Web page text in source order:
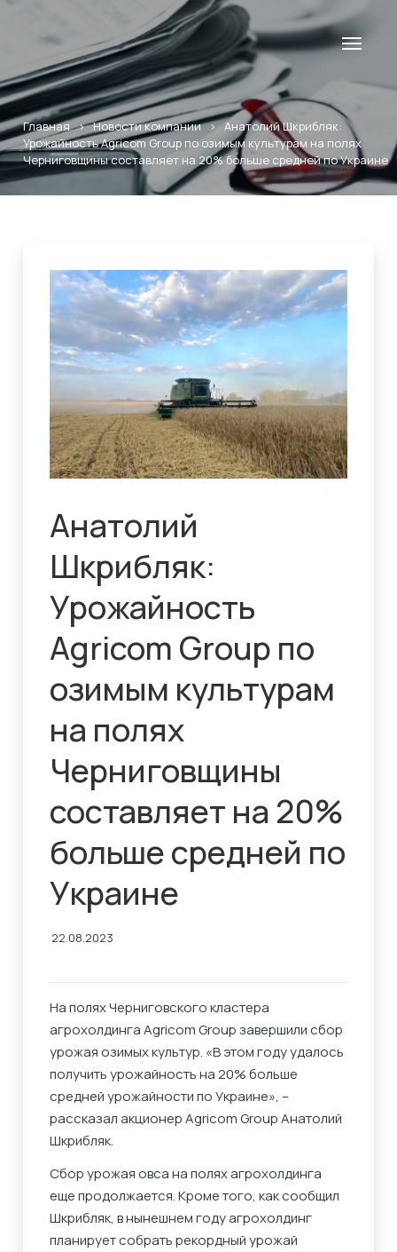
Главная>Новости компании>Анатолий Шкрибляк:
Урожайность Agricom Group по озимым культурам на полях
Черниговщины составляет на 20% больше средней по Украине
Анатолий
Шкрибляк:
Урожайность
Agricom Group по
озимым культурам
на полях
Черниговщины
составляет на 20%
больше средней по
Украине
22.08.2023
На полях Черниговского кластера
агрохолдинга Agricom Group завершили сбор
урожая озимых культур. «В этом году удалось
получить урожайность на 20% больше
средней урожайности по Украине», –
рассказал акционер Agricom Group Анатолий
Шкрибляк.
Сбор урожая овса на полях агрохолдинга
еще продолжается. Кроме того, как сообщил
Шкрибляк, в нынешнем году агрохолдинг
планирует собрать рекордный урожай